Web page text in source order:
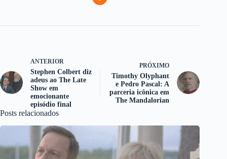
ANTERIOR
Stephen Colbert diz
adeus ao The Late
Show em
emocionante
episódio final
PRÓXIMO
Timothy Olyphant
e Pedro Pascal: A
parceria icônica em
The Mandalorian
Posts relacionados